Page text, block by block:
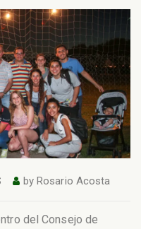
byRosario Acosta
del Consejo de